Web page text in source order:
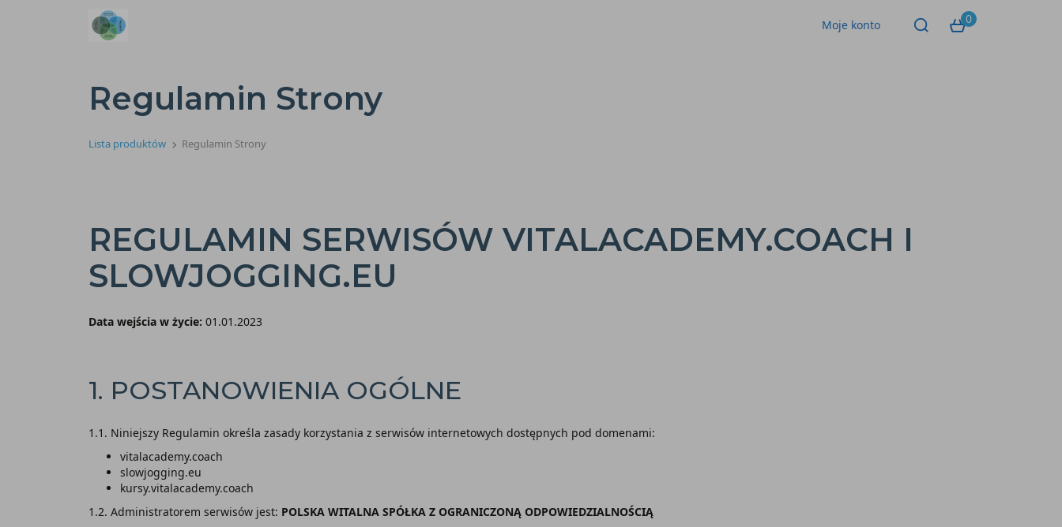
Moje konto 0
Regulamin Strony
Lista produktów Regulamin Strony
REGULAMIN SERWISÓW VITALACADEMY.COACH I
SLOWJOGGING.EU
Data wejścia w życie: 01.01.2023
1. POSTANOWIENIA OGÓLNE
1.1. Niniejszy Regulamin określa zasady korzystania z serwisów internetowych dostępnych pod domenami:
vitalacademy.coach
slowjogging.eu
kursy.vitalacademy.coach
1.2. Administratorem serwisów jest: POLSKA WITALNA SPÓŁKA Z OGRANICZONĄ ODPOWIEDZIALNOŚCIĄ